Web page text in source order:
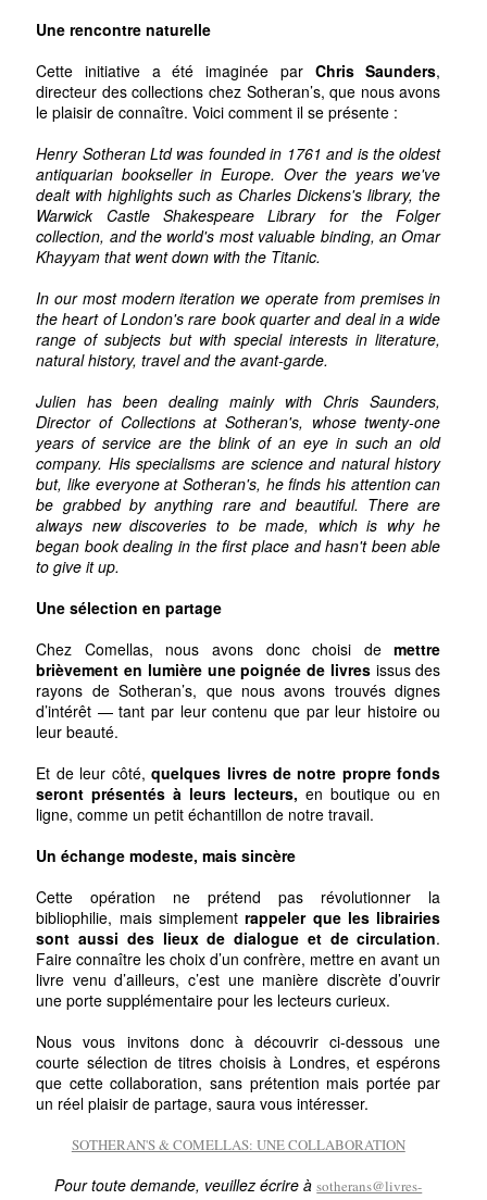
Une rencontre naturelle
Cette initiative a été imaginée par Chris Saunders,
directeur des collections chez Sotheran’s, que nous avons
le plaisir de connaître. Voici comment il se présente :
Henry Sotheran Ltd was founded in 1761 and is the oldest
antiquarian bookseller in Europe. Over the years we've
dealt with highlights such as Charles Dickens's library, the
Warwick Castle Shakespeare Library for the Folger
collection, and the world's most valuable binding, an Omar
Khayyam that went down with the Titanic.
In our most modern iteration we operate from premises in
the heart of London's rare book quarter and deal in a wide
range of subjects but with special interests in literature,
natural history, travel and the avant-garde.
Julien has been dealing mainly with Chris Saunders,
Director of Collections at Sotheran's, whose twenty-one
years of service are the blink of an eye in such an old
company. His specialisms are science and natural history
but, like everyone at Sotheran's, he finds his attention can
be grabbed by anything rare and beautiful. There are
always new discoveries to be made, which is why he
began book dealing in the first place and hasn't been able
to give it up.
Une sélection en partage
Chez Comellas, nous avons donc choisi demettre
brièvement en lumière une poignée de livresissus des
rayons de Sotheran’s, que nous avons trouvés dignes
d’intérêt — tant par leur contenu que par leur histoire ou
leur beauté.
Et de leur côté,quelques livres de notre propre fonds
seront présentés à leurs lecteurs, en boutique ou en
ligne, comme un petit échantillon de notre travail.
Un échange modeste, mais sincère
Cette opération ne prétend pas révolutionner la
bibliophilie, mais simplementrappeler que les librairies
sont aussi des lieux de dialogue et de circulation.
Faire connaître les choix d’un confrère, mettre en avant un
livre venu d’ailleurs, c’est une manière discrète d’ouvrir
une porte supplémentaire pour les lecteurs curieux.
Nous vous invitons donc à découvrir ci-dessous une
courte sélection de titres choisis à Londres, et espérons
que cette collaboration, sans prétention mais portée par
un réel plaisir de partage, saura vous intéresser.
SOTHERAN'S & COMELLAS: UNE COLLABORATION
Pour toute demande, veuillez écrire àsotherans@livres-